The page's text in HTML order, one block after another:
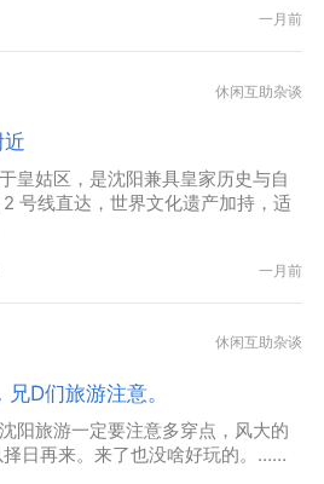
一月前
休闲互助杂谈
皇姑区，是沈阳兼具皇家历史与自
号线直达，世界文化遗产加持，适
一月前
休闲互助杂谈
D们旅游注意。
阳旅游一定要注意多穿点，风大的
日再来。来了也没啥好玩的。……